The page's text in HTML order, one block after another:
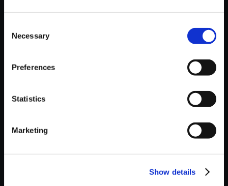
Selection
Necessary
Preferences
Statistics
Marketing
Show details
7ポイント付与